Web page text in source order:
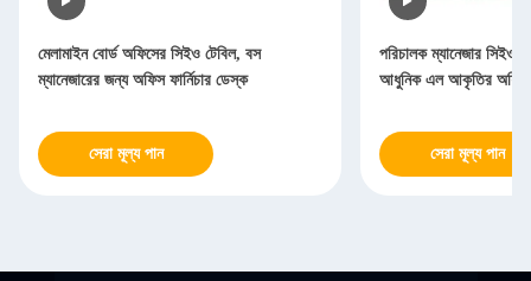
মেলামাইন বোর্ড অফিসের সিইও টেবিল, বস
ম্যানেজারের জন্য অফিস ফার্নিচার ডেস্ক
সেরা মূল্য পান
পরিচালক ম্যানেজার
আধুনিক এল আকৃতির
সেরা মূল্য পান